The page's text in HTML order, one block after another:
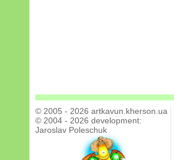
© 2005 - 2026 artkavun.kherson.ua
© 2004 - 2026 development:
Jaroslav Poleschuk